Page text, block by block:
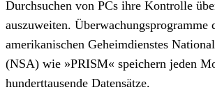
Durchsuchen von PCs ihre Kontrolle
auszuweiten. Überwachungsprogramme
amerikanischen Geheimdienstes
(NSA) wie »PRISM« speichern jeden
hunderttausende Datensätze.